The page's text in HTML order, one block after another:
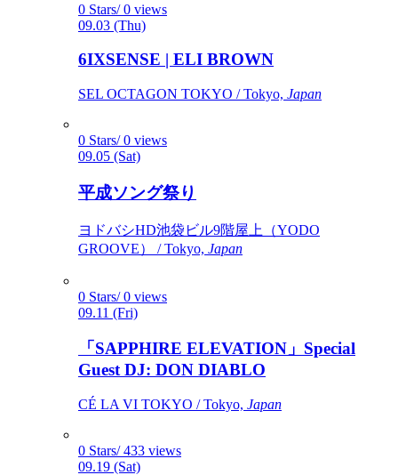
0 Stars/ 0 views
09.03 (Thu)
6IXSENSE | ELI BROWN
SEL OCTAGON TOKYO / Tokyo, Japan
0 Stars/ 0 views
09.05 (Sat)
平成ソング祭り
ヨドバシHD池袋ビル9階屋上（YODO
GROOVE） / Tokyo, Japan
0 Stars/ 0 views
09.11 (Fri)
「SAPPHIRE ELEVATION」Special
Guest DJ: DON DIABLO
CÉ LA VI TOKYO / Tokyo, Japan
0 Stars/ 433 views
09.19 (Sat)